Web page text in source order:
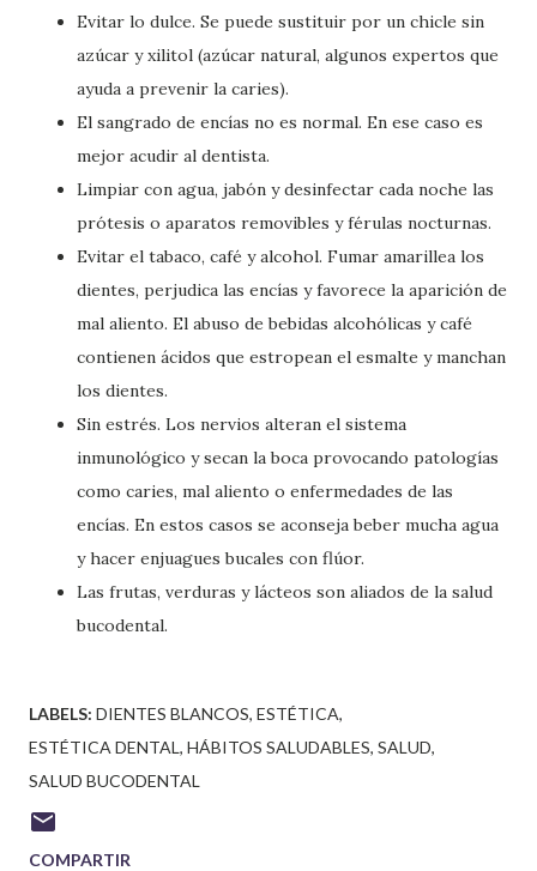
Evitar lo dulce. Se puede sustituir por un chicle sin
azúcar y xilitol (azúcar natural, algunos expertos que
ayuda a prevenir la caries).
El sangrado de encías no es normal. En ese caso es
mejor acudir al dentista.
Limpiar con agua, jabón y desinfectar cada noche las
prótesis o aparatos removibles y férulas nocturnas.
Evitar el tabaco, café y alcohol. Fumar amarillea los
dientes, perjudica las encías y favorece la aparición de
mal aliento. El abuso de bebidas alcohólicas y café
contienen ácidos que estropean el esmalte y manchan
los dientes.
Sin estrés. Los nervios alteran el sistema
inmunológico y secan la boca provocando patologías
como caries, mal aliento o enfermedades de las
encías. En estos casos se aconseja beber mucha agua
y hacer enjuagues bucales con flúor.
Las frutas, verduras y lácteos son aliados de la salud
bucodental.
LABELS: DIENTES BLANCOS ESTÉTICA
ESTÉTICA DENTAL HÁBITOS SALUDABLES SALUD
SALUD BUCODENTAL
COMPARTIR